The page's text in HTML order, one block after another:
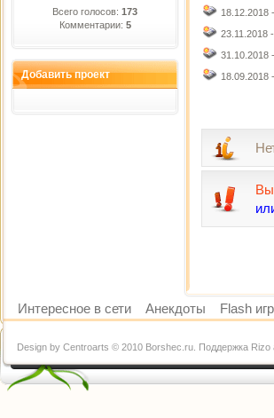
Всего голосов: 173
Комментарии: 5
Добавить проект
18.12.2018 -
23.11.2018 -
31.10.2018 -
18.09.2018 -
Вы
Интересное в сети Анекдоты Flash
Design by Centroarts © 2010 Borshec.ru. Поддержка Rizo